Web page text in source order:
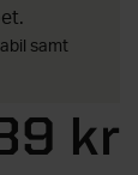
samt